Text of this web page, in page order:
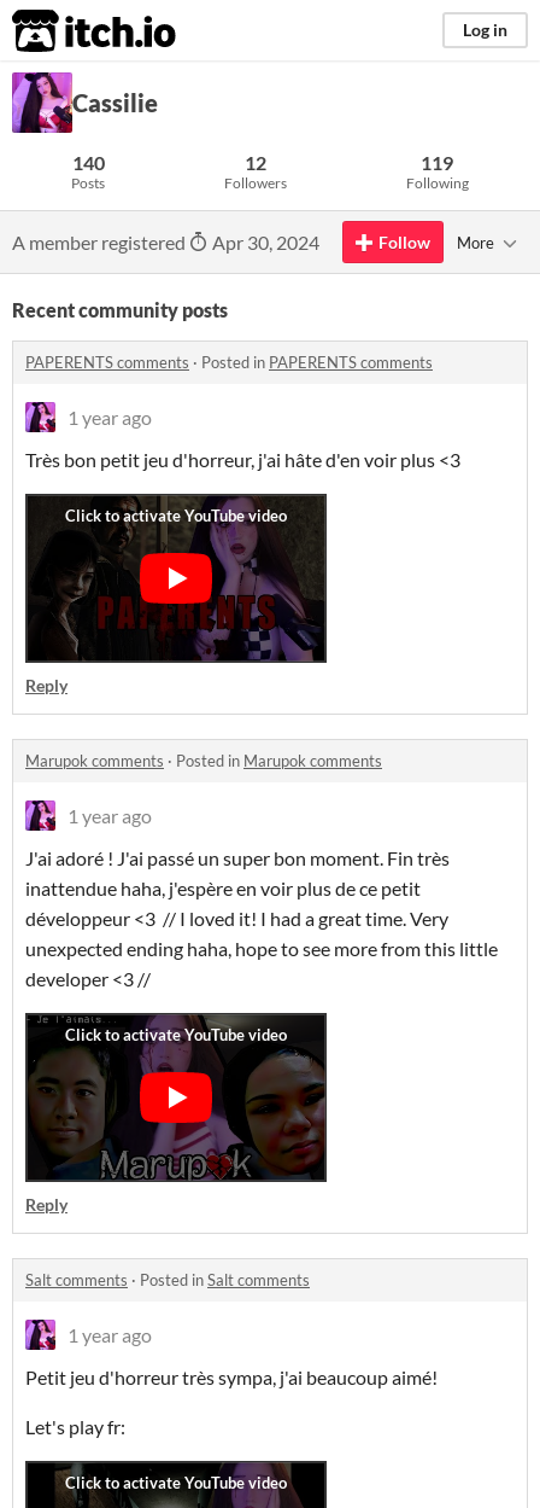
itch.io Log in
Cassilie
140
Posts
12
Followers
119
Following
A member registered Apr 30, 2024 Follow More
Recent community posts
PAPERENTS comments · Posted in PAPERENTS comments
1 year ago
Très bon petit jeu d'horreur, j'ai hâte d'en voir plus <3
Reply
Marupok comments · Posted in Marupok comments
1 year ago
J'ai adoré ! J'ai passé un super bon moment. Fin très
inattendue haha, j'espère en voir plus de ce petit
développeur <3 // I loved it! I had a great time. Very
unexpected ending haha, hope to see more from this little
developer <3 //
Reply
Salt comments · Posted inSalt comments
1 year ago
Petit jeu d'horreur très sympa, j'ai beaucoup aimé!
Let's play fr: